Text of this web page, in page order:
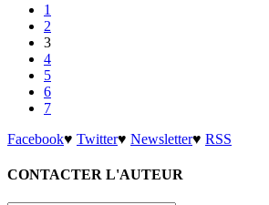
1
2
3
4
5
6
7
Facebook♥ Twitter♥ Newsletter♥ RSS
CONTACTER L'AUTEUR